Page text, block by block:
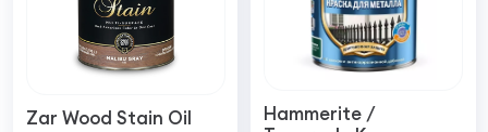
Zar Wood Stain Oil
Hammerite /